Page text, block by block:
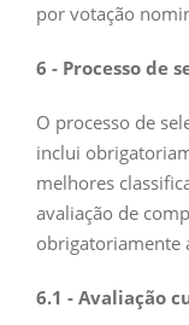
por votação
6 - Processo de
O processo de
inclui
melhores
avaliação de
obrigatoriamente
6.1 - Avaliação